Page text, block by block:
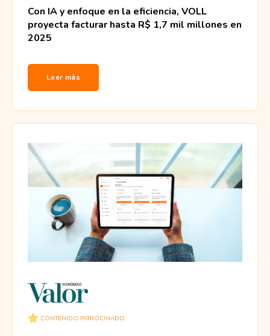
Con IA y enfoque en la eficiencia, VOLL
proyecta facturar hasta R$ 1,7 mil millones en
2025
Leer más
CONTENIDO PATROCINADO